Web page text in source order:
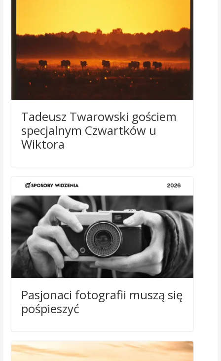
Tadeusz Twarowski gościem
specjalnym Czwartków u
Wiktora
Pasjonaci fotografii muszą się
pośpieszyć